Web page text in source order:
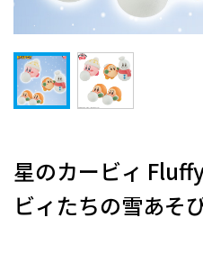
星のカービィ
ビィたちの雪あそ